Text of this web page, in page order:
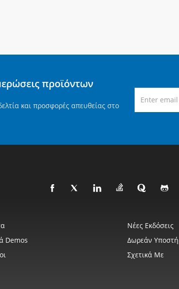
προϊόντων
και προσφορές απευθείας στο
Νέες Εκδόσεις
Demos Δωρεάν
Σχετικά Με